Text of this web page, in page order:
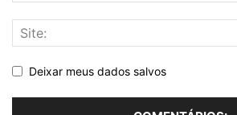
Deixar meus dados salvos